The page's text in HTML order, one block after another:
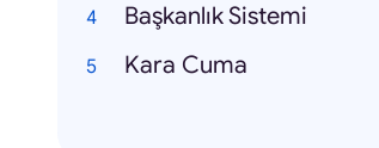
Başkanlık Sistemi
Kara Cuma